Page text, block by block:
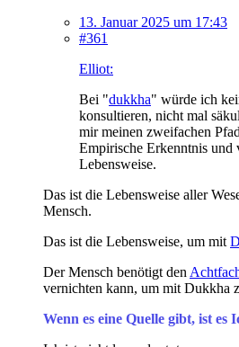
13. Januar 2025 um 17:43
#361
Elliot:
Bei "dukkha" würde ich
konsultieren, nicht mal
mir meinen zweifachen
Empirische Erkenntnis und
Lebensweise.
Das ist die Lebensweise aller
Mensch.
Das ist die Lebensweise, um mit
Der Mensch benötigt den
vernichten kann, um mit Dukkha
Wenn es eine Quelle gibt, ist es